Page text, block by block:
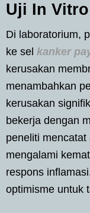
Uji In Vitro
Di laboratorium,
ke sel kanker
kerusakan
menambahkan
kerusakan
bekerja dengan
peneliti
mengalami
respons
optimisme untuk